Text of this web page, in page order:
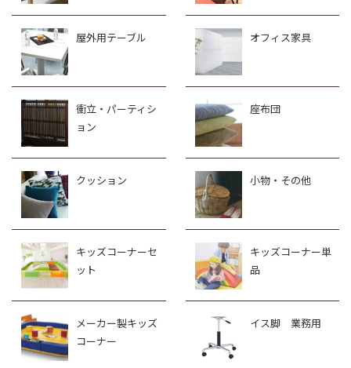
屋外用テーブル オフィス家具
衝立・パーティシ
ョン
座布団
クッション 小物・その他
キッズコーナーセ
ット
キッズコーナー単
品
メーカー製キッズ
コーナー
イス脚 業務用